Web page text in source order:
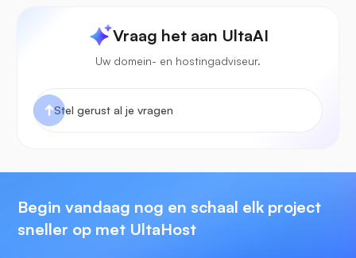
Vraag het aan UltaAI
Uw domein- en hostingadviseur.
Begin vandaag nog en schaal elk project
sneller op met UltaHost